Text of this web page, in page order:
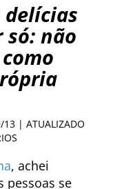
delícias
só: não
| ATUALIZADO
, achei
pessoas se